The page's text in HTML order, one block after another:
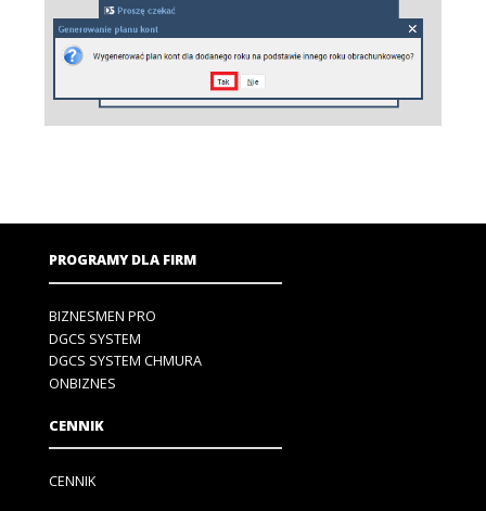
PROGRAMY DLA FIRM
BIZNESMEN PRO
DGCS SYSTEM
DGCS SYSTEM CHMURA
ONBIZNES
CENNIK
CENNIK